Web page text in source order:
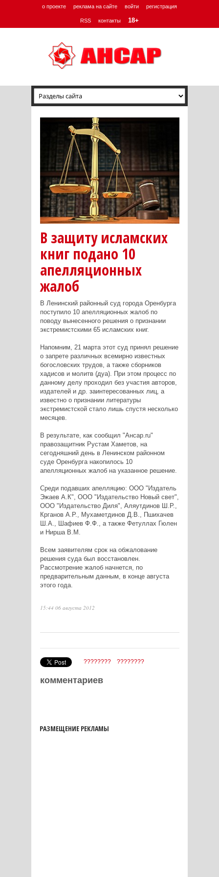
о проекте реклама на сайте войти регистрация
RSS контакты 18+
В защиту исламских
книг подано 10
апелляционных
жалоб
В Ленинский районный суд города Оренбурга
поступило 10 апелляционных жалоб по
поводу вынесенного решения о признании
экстремистскими 65 исламских книг.
Напомним, 21 марта этот суд принял решение
о запрете различных всемирно известных
богословских трудов, а также сборников
хадисов и молитв (дуа). При этом процесс по
данному делу проходил без участия авторов,
издателей и др. заинтересованных лиц, а
известно о признании литературы
экстремистской стало лишь спустя несколько
месяцев.
В результате, как сообщил "Ансар.ru"
правозащитник Рустам Хаметов, на
сегодняшний день в Ленинском районном
суде Оренбурга накопилось 10
апелляционных жалоб на указанное решение.
Среди подавших апелляцию: ООО "Издатель
Эжаев А.К", ООО "Издательство Новый свет",
ООО "Издательство Диля", Аляутдинов Ш.Р.,
Крганов А.Р., Мухаметдинов Д.В., Пшихачев
Ш.А., Шафиев Ф.Ф., а также Фетуллах Гюлен
и Нирша В.М.
Всем заявителям срок на обжалование
решения суда был восстановлен.
Рассмотрение жалоб начнется, по
предварительным данным, в конце августа
этого года.
15:44 06 августа 2012
???????? ????????
комментариев
РАЗМЕЩЕНИЕ РЕКЛАМЫ